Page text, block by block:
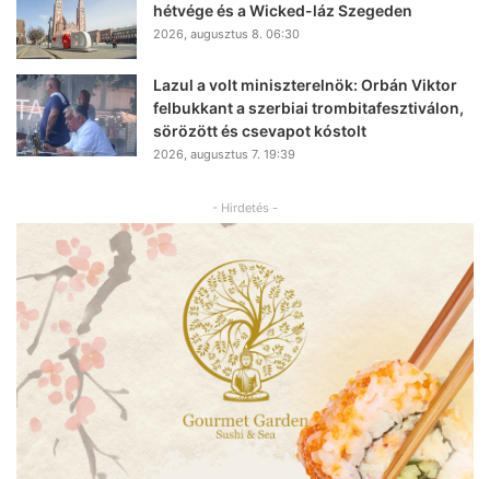
hétvége és a Wicked-láz Szegeden
2026, augusztus 8. 06:30
Lazul a volt miniszterelnök: Orbán Viktor
felbukkant a szerbiai trombitafesztiválon,
sörözött és csevapot kóstolt
2026, augusztus 7. 19:39
- Hirdetés -